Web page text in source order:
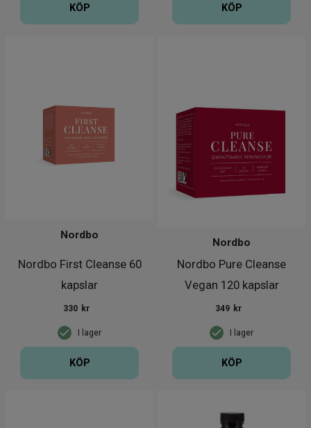
KÖP KÖP
Nordbo First Cleanse 60
kapslar
Nordbo
I lager
330 kr
KÖP
Nordbo Pure Cleanse
Vegan 120 kapslar
Nordbo
I lager
349 kr
KÖP